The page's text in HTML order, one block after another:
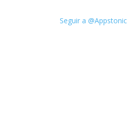
Seguir a